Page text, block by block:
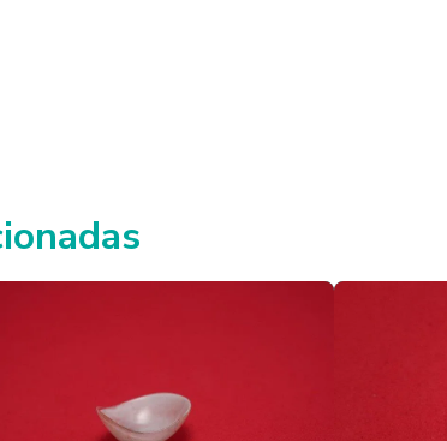
Prótese ocular
Prótese ocular